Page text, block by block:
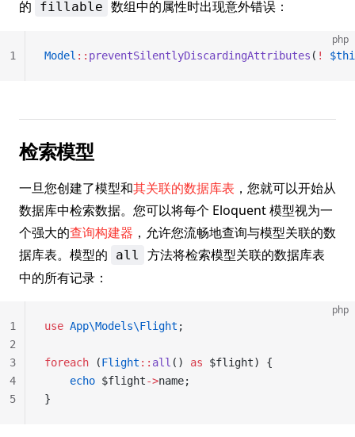
的 fillable 数组中的属性时出现意外错误：
php
Model :: preventSilentlyDiscardingAttributes ( !
1
检索模型
一旦您创建了模型和其关联的数据库表 ，您就可以开始从
数据库中检索数据。您可以将每个 Eloquent 模型视为一
个强大的查询构建器 ，允许您流畅地查询与模型关联的数
据库表。模型的
all
方法将检索模型关联的数据库表
中的所有记录：
php
use App\Models\Flight ;
foreach (Flight :: all () as $flight) {
    echo
$flight->name;
}
1
2
3
4
5